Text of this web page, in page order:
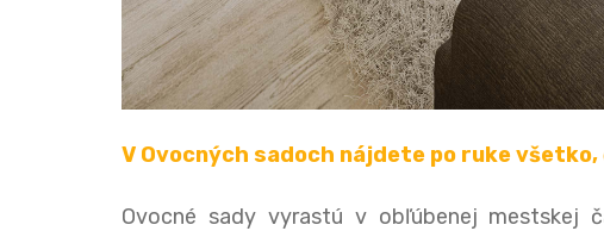
V Ovocných sadoch nájdete po ruke
Ovocné sady vyrastú v obľúbenej mestskej